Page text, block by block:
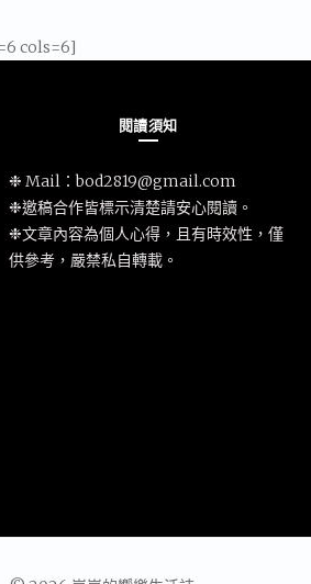
cols=6]
閱讀須知
❉ Mail：bod2819@gmail.com
❉邀稿合作皆標示清楚請安心閱讀。
❉文章內容為個人心得，且有時效性，僅
供參考，嚴禁私自轉載。